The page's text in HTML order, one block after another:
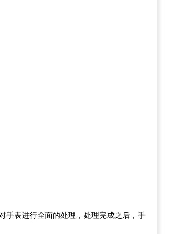
手表进行全面的处理，处理完成之后，手